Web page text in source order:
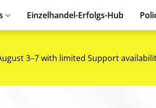
Einzelhandel-Erfolgs-Hub
3–7 with limited Support